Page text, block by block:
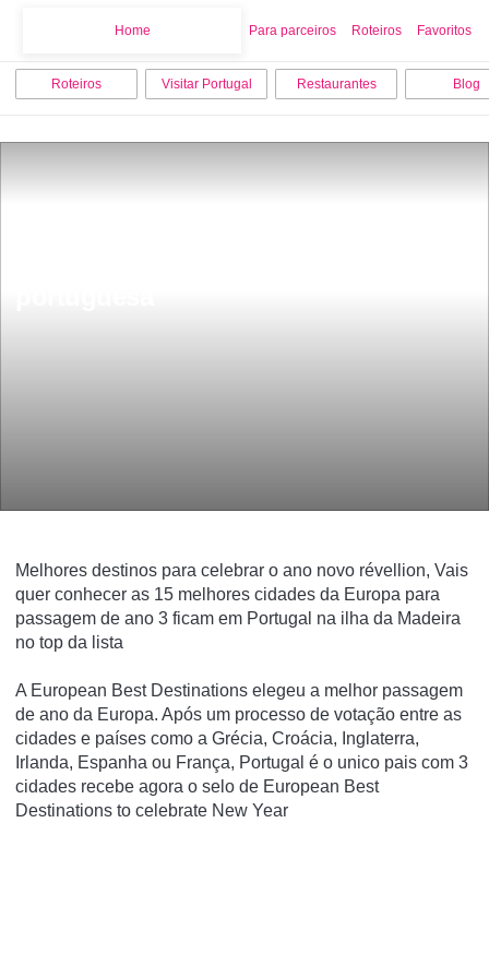
Home Para parceiros Roteiros Favoritos
Roteiros Visitar Portugal Restaurantes Blog
Melhores destinos para celebrar o ano novo révellion, Vais
quer conhecer as 15 melhores cidades da Europa para
passagem de ano 3 ficam em Portugal na ilha da Madeira
no top da lista
A European Best Destinations elegeu a melhor passagem
de ano da Europa. Após um processo de votação entre as
cidades e países como a Grécia, Croácia, Inglaterra,
Irlanda, Espanha ou França, Portugal é o unico pais com 3
cidades recebe agora o selo de European Best
Destinations to celebrate New Year